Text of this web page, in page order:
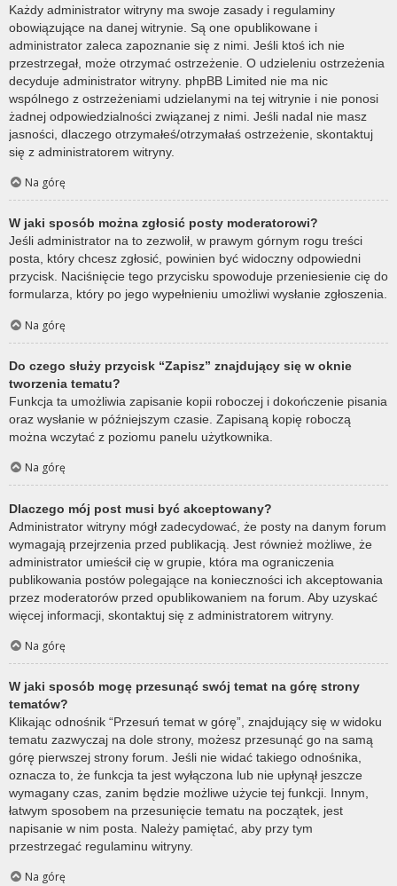
Każdy administrator witryny ma swoje zasady i regulaminy
obowiązujące na danej witrynie. Są one opublikowane i
administrator zaleca zapoznanie się z nimi. Jeśli ktoś ich nie
przestrzegał, może otrzymać ostrzeżenie. O udzieleniu ostrzeżenia
decyduje administrator witryny. phpBB Limited nie ma nic
wspólnego z ostrzeżeniami udzielanymi na tej witrynie i nie ponosi
żadnej odpowiedzialności związanej z nimi. Jeśli nadal nie masz
jasności, dlaczego otrzymałeś/otrzymałaś ostrzeżenie, skontaktuj
się z administratorem witryny.
Na górę
W jaki sposób można zgłosić posty moderatorowi?
Jeśli administrator na to zezwolił, w prawym górnym rogu treści
posta, który chcesz zgłosić, powinien być widoczny odpowiedni
przycisk. Naciśnięcie tego przycisku spowoduje przeniesienie cię do
formularza, który po jego wypełnieniu umożliwi wysłanie zgłoszenia.
Na górę
Do czego służy przycisk “Zapisz” znajdujący się w oknie
tworzenia tematu?
Funkcja ta umożliwia zapisanie kopii roboczej i dokończenie pisania
oraz wysłanie w późniejszym czasie. Zapisaną kopię roboczą
można wczytać z poziomu panelu użytkownika.
Na górę
Dlaczego mój post musi być akceptowany?
Administrator witryny mógł zadecydować, że posty na danym forum
wymagają przejrzenia przed publikacją. Jest również możliwe, że
administrator umieścił cię w grupie, która ma ograniczenia
publikowania postów polegające na konieczności ich akceptowania
przez moderatorów przed opublikowaniem na forum. Aby uzyskać
więcej informacji, skontaktuj się z administratorem witryny.
Na górę
W jaki sposób mogę przesunąć swój temat na górę strony
tematów?
Klikając odnośnik “Przesuń temat w górę”, znajdujący się w widoku
tematu zazwyczaj na dole strony, możesz przesunąć go na samą
górę pierwszej strony forum. Jeśli nie widać takiego odnośnika,
oznacza to, że funkcja ta jest wyłączona lub nie upłynął jeszcze
wymagany czas, zanim będzie możliwe użycie tej funkcji. Innym,
łatwym sposobem na przesunięcie tematu na początek, jest
napisanie w nim posta. Należy pamiętać, aby przy tym
przestrzegać regulaminu witryny.
Na górę